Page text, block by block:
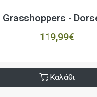
Grasshoppers -
119,99€
Καλάθι